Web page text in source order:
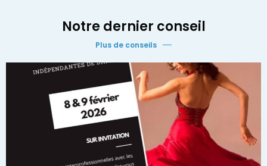
Notre dernier conseil
Plus de conseils